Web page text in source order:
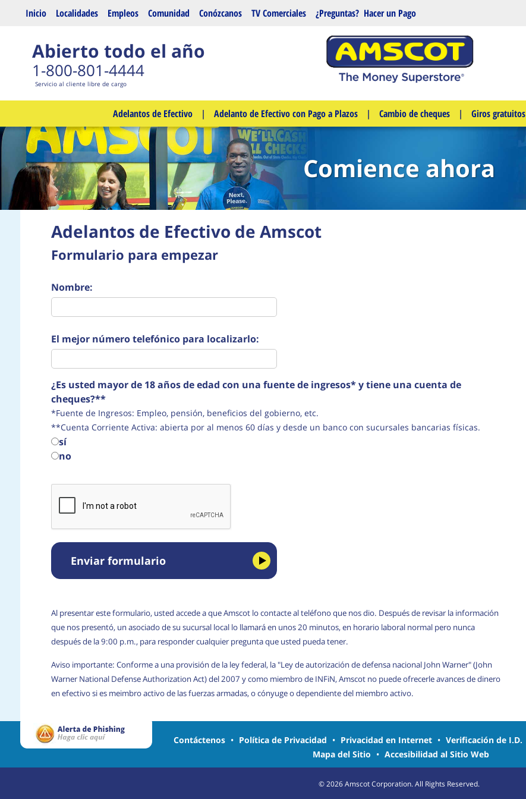
Saltar al contenido principal
Inicio Localidades Empleos Comunidad Conózcanos TV Comerciales ¿Preguntas? Hacer un Pago
Abierto todo el año
1-800-801-4444
Servicio al cliente libre de cargo
Adelantos de Efectivo | Adelanto de Efectivo con Pago a Plazos | Cambio de cheques | Giros gratuitos
Comience ahora
Adelantos de Efectivo de Amscot
Formulario para empezar
Nombre:
El mejor número telefónico para localizarlo:
¿Es usted mayor de 18 años de edad con una fuente de ingresos* y tiene una cuenta de
cheques?**
*Fuente de Ingresos: Empleo, pensión, beneficios del gobierno, etc.
**Cuenta Corriente Activa: abierta por al menos 60 días y desde un banco con sucursales bancarias físicas.
sí
no
Enviar formulario
Al presentar este formulario, usted accede a que Amscot lo contacte al teléfono que nos dio. Después de revisar la información
que nos presentó, un asociado de su sucursal local lo llamará en unos 20 minutos, en horario laboral normal pero nunca
después de la 9:00 p.m., para responder cualquier pregunta que usted pueda tener.
Aviso importante: Conforme a una provisión de la ley federal, la "Ley de autorización de defensa nacional John Warner" (John
Warner National Defense Authorization Act) del 2007 y como miembro de INFiN, Amscot no puede ofrecerle avances de dinero
en efectivo si es meimbro activo de las fuerzas armadas, o cónyuge o dependiente del miembro activo.
Contáctenos • Política de Privacidad • Privacidad en Internet • Verificación de I.D.
Mapa del Sitio • Accesibilidad al Sitio Web
©2026Amscot Corporation. All Rights Reserved.